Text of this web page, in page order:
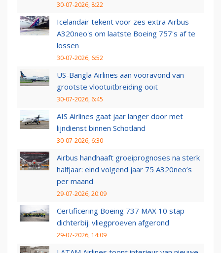
30-07-2026, 8:22
Icelandair tekent voor zes extra Airbus
A320neo's om laatste Boeing 757's af te
lossen
30-07-2026, 6:52
US-Bangla Airlines aan vooravond van
grootste vlootuitbreiding ooit
30-07-2026, 6:45
AIS Airlines gaat jaar langer door met
lijndienst binnen Schotland
30-07-2026, 6:30
Airbus handhaaft groeiprognoses na sterk
halfjaar: eind volgend jaar 75 A320neo’s
per maand
29-07-2026, 20:09
Certificering Boeing 737 MAX 10 stap
dichterbij: vliegproeven afgerond
29-07-2026, 14:09